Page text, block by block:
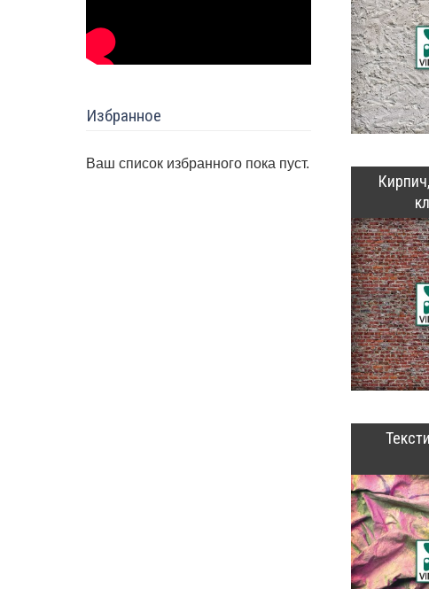
Избранное
Ваш список избранного пока пуст.